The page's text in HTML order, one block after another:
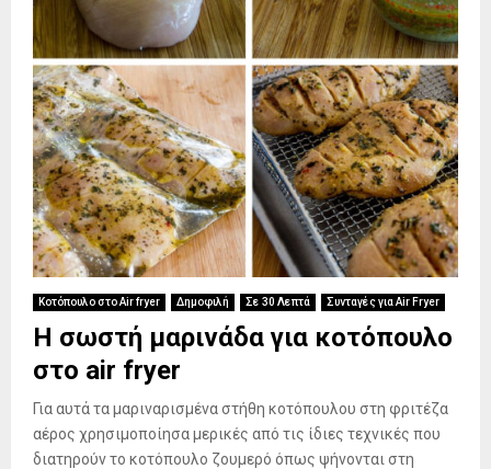
Κοτόπουλο στο Air fryer Δημοφιλή Σε 30 Λεπτά Συνταγές για Air Fryer
Η σωστή μαρινάδα για κοτόπουλο
στο air fryer
Για αυτά τα μαριναρισμένα στήθη κοτόπουλου στη φριτέζα
αέρος χρησιμοποίησα μερικές από τις ίδιες τεχνικές που
διατηρούν το κοτόπουλο ζουμερό όπως ψήνονται στη